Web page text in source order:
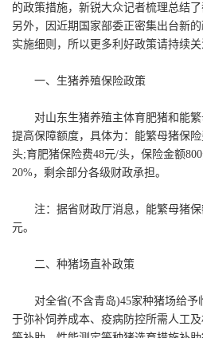
的政策措施，新锐大众记者梳理总结了
另外，因近期国家部委正密集出台新
实施细则，所以更多利好政策请持续关
一、生猪养殖保险政策
对山东生猪养殖主体育肥猪和能
提高保障额度，具体为：能繁母猪保
头;育肥猪保险费48元/头，保险金额
20%，剩余部分各级财政承担。
注：据省财政厅消息，能繁母猪
元。
二、种猪场直补政策
对全省(不含青岛)45家种猪场给
于弥补饲养成本、疫病防控所需人工